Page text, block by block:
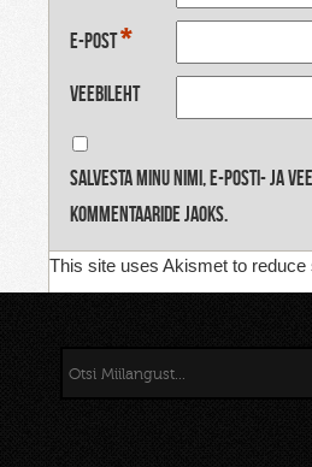
E-post*
Veebileht
Salvesta minu nimi, e-posti- ja
kommentaaride jaoks.
This site uses Akismet to reduce